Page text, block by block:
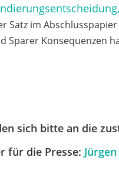
Satz im
Sparer Konsequenzen
sich bitte an die
für die Presse: